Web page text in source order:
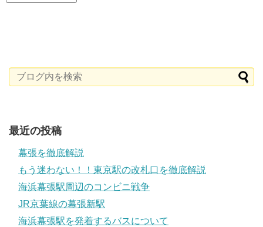
最近の投稿
幕張を徹底解説
もう迷わない！！東京駅の改札口を徹底解説
海浜幕張駅周辺のコンビニ戦争
JR京葉線の幕張新駅
海浜幕張駅を発着するバスについて